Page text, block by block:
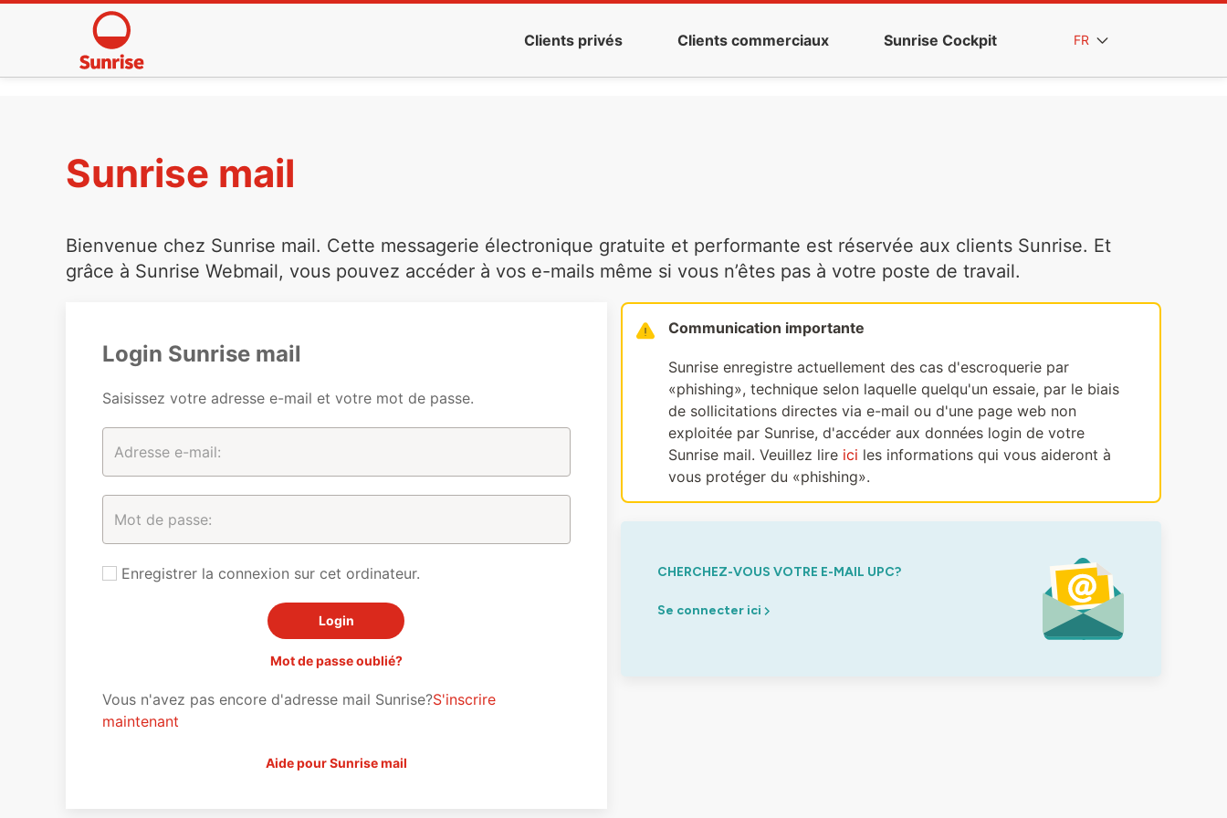
Clients privés Clients commerciaux Sunrise Cockpit FR
Sunrise mail
Bienvenue chez Sunrise mail. Cette messagerie électronique gratuite et performante est réservée aux clients Sunrise. Et
grâce à Sunrise Webmail, vous pouvez accéder à vos e-mails même si vous n’êtes pas à votre poste de travail.
Login Sunrise mail
Saisissez votre adresse e-mail et votre mot de passe.
Enregistrer la connexion sur cet ordinateur.
Mot de passe oublié?
Vous n'avez pas encore d'adresse mail Sunrise?S'inscrire
maintenant
Aide pour Sunrise mail
Communication importante
Sunrise enregistre actuellement des cas d'escroquerie par
«phishing», technique selon laquelle quelqu'un essaie, par le biais
de sollicitations directes via e-mail ou d'une page web non
exploitée par Sunrise, d'accéder aux données login de votre
Sunrise mail. Veuillez lire ici les informations qui vous aideront à
vous protéger du «phishing».
CHERCHEZ-VOUS VOTRE E-MAIL UPC?
Se connecter ici